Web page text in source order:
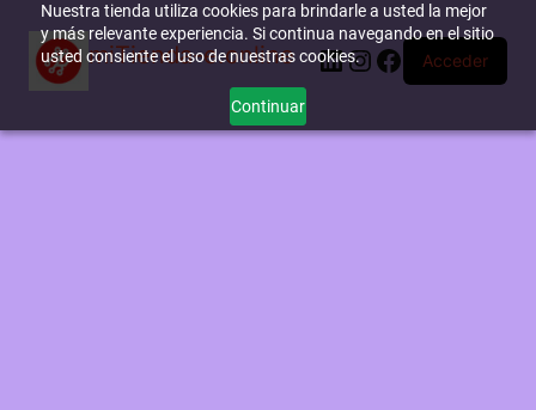
Nuestra tienda utiliza cookies para brindarle a usted la mejor
y más relevante experiencia. Si continua navegando en el sitio
usted consiente el uso de nuestras cookies.
Continuar
miTienda-e.online LinkedIn
Instagram
Facebook
Acceder